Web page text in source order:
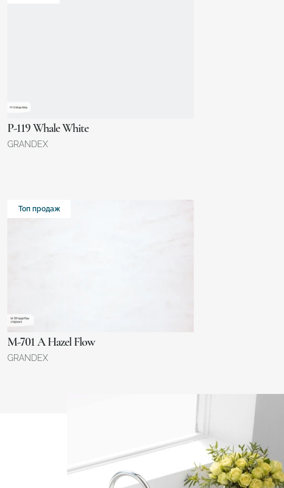
P-119 Whale White
GRANDEX
Топ продаж
M-701 А Hazel Flow
GRANDEX